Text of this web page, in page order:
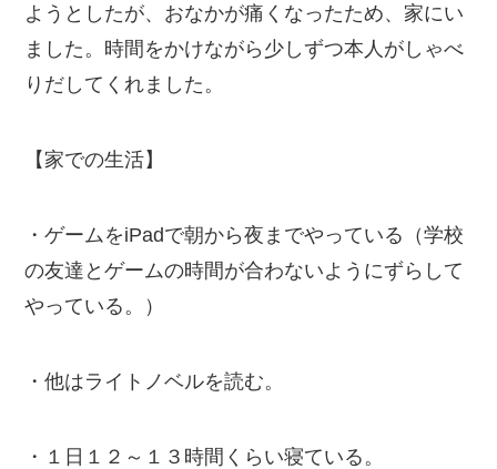
ようとしたが、おなかが痛くなったため、家にい
ました。時間をかけながら少しずつ本人がしゃべ
りだしてくれました。
【家での生活】
・ゲームをiPadで朝から夜までやっている（学校
の友達とゲームの時間が合わないようにずらして
やっている。）
・他はライトノベルを読む。
・１日１２～１３時間くらい寝ている。